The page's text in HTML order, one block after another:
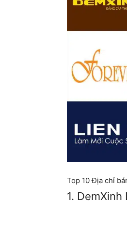
Top 10 Địa chỉ
1. DemXinh